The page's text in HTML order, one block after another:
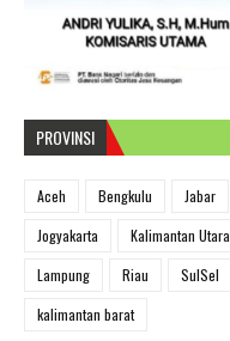
PROVINSI
Aceh Bengkulu Jabar
Jogyakarta
Kalimantan Utara
Lampung
Riau SulSel
kalimantan barat